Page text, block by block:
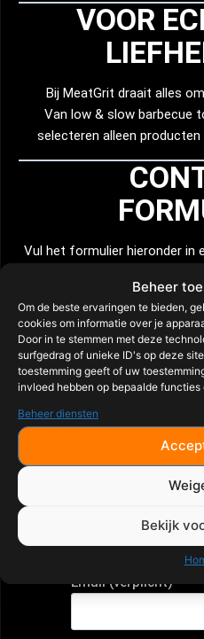
Beheer
Om de beste ervaringen te bieden,
cookies om informatie over je
Door in te stemmen met deze
surfgedrag of unieke ID's op deze
toestemming geeft of uw
invloed hebben op bepaalde functies
Beheer diensten
Bekijk
VOOR
Bij MeatGrit draait alles
Van low & slow
selecteren alleen
Vul het formulier hieronder in
Naam (verplicht)
Email (verplicht)